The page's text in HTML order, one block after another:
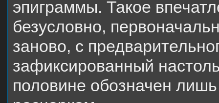
эпиграммы. Такое
безусловно,
заново, с
зафиксированный
половине обозначен